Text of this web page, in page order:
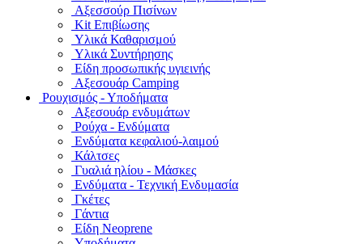
Αξεσσούρ Πισίνων
Kit Επιβίωσης
Υλικά Καθαρισμού
Υλικά Συντήρησης
Είδη προσωπικής υγιεινής
Αξεσουάρ Camping
Ρουχισμός - Υποδήματα
Αξεσουάρ ενδυμάτων
Ρούχα - Ενδύματα
Ενδύματα κεφαλιού-λαιμού
Κάλτσες
Γυαλιά ηλίου - Μάσκες
Ενδύματα - Τεχνική Ενδυμασία
Γκέτες
Γάντια
Είδη Neoprene